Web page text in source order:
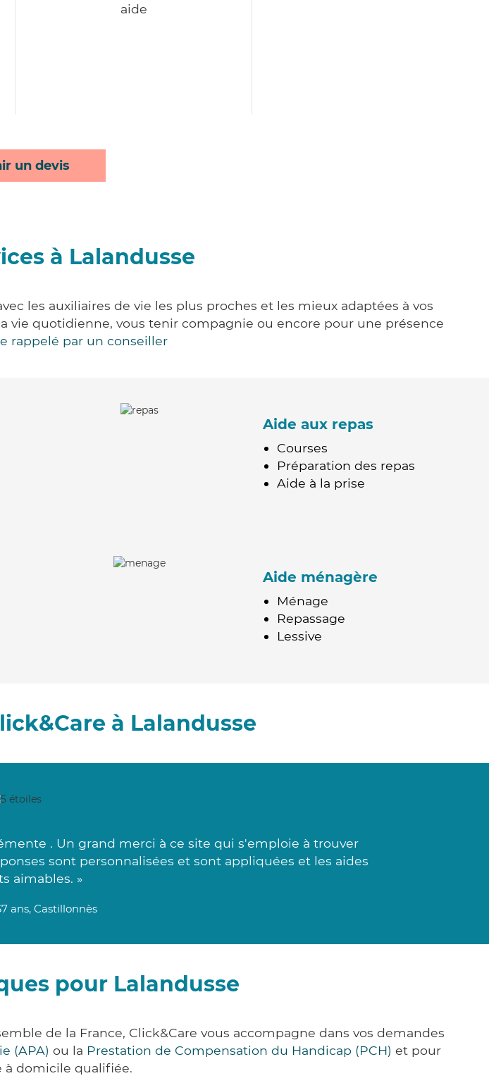
aide
un devis
à Lalandusse
les auxiliaires de vie les plus proches et les mieux adaptées à vos
vie quotidienne, vous tenir compagnie ou encore pour une présence
rappelé par un conseiller
Aide aux repas
Courses
Préparation des repas
Aide à la prise
Aide ménagère
Ménage
Repassage
Lessive
à Lalandusse
. Un grand merci à ce site qui s'emploie à trouver
sont personnalisées et sont appliquées et les aides
aimables. »
ans, Castillonnès
pour Lalandusse
de la France, Click&Care vous accompagne dans vos demandes
(APA) ou la Prestation de Compensation du Handicap (PCH) et pour
à domicile qualifiée.